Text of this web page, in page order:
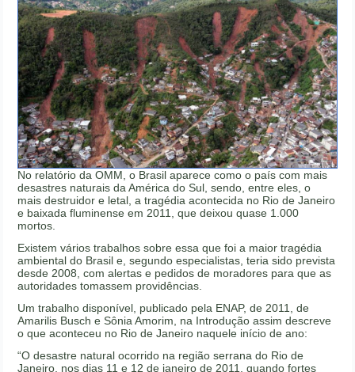
No relatório da OMM, o Brasil aparece como o país com mais
desastres naturais da América do Sul, sendo, entre eles, o
mais destruidor e letal, a tragédia acontecida no Rio de Janeiro
e baixada fluminense em 2011, que deixou quase 1.000
mortos.
Existem vários trabalhos sobre essa que foi a maior tragédia
ambiental do Brasil e, segundo especialistas, teria sido prevista
desde 2008, com alertas e pedidos de moradores para que as
autoridades tomassem providências.
Um trabalho disponível, publicado pela ENAP, de 2011, de
Amarilis Busch e Sônia Amorim, na Introdução assim descreve
o que aconteceu no Rio de Janeiro naquele início de ano:
“O desastre natural ocorrido na região serrana do Rio de
Janeiro, nos dias 11 e 12 de janeiro de 2011, quando fortes